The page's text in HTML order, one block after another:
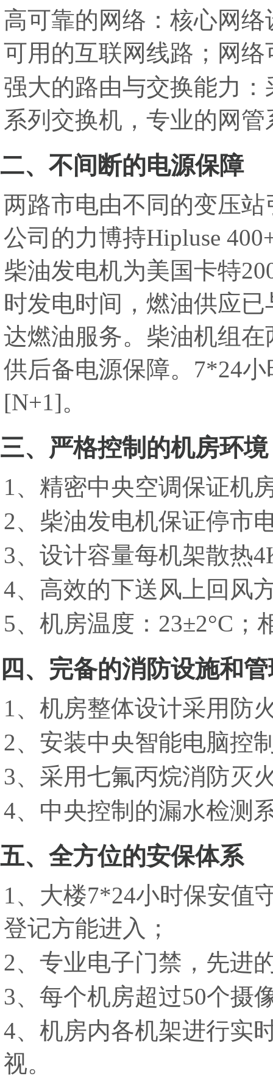
高可靠的网络：核心网
可用的互联网线路；网络
强大的路由与交换能力：
系列交换机，专业的网
二、不间断的电源保障
两路市电由不同的变压
公司的力博持Hipluse
柴油发电机为美国卡特
时发电时间，燃油供应
达燃油服务。柴油机组
供后备电源保障。7*24
[N+1]。
三、严格控制的机房环境
1、精密中央空调保证机
2、柴油发电机保证停市
3、设计容量每机架散热
4、高效的下送风上回风
5、机房温度：23±2°C；
四、完备的消防设施和
1、机房整体设计采用防
2、安装中央智能电脑控
3、采用七氟丙烷消防灭
4、中央控制的漏水检测
五、全方位的安保体系
1、大楼7*24小时保安值
登记方能进入；
2、专业电子门禁，先进
3、每个机房超过50个摄
4、机房内各机架进行实
视。